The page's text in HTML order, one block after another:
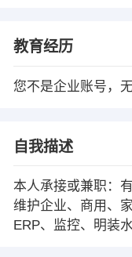
教育经历
您不是企业账号，
自我描述
本人承接或兼职：
维护企业、商用、
ERP、监控、明装